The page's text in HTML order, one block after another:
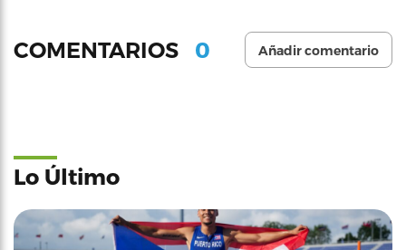
COMENTARIOS 0 Añadir comentario
Lo Último